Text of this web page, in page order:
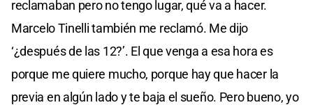
reclamaban pero no tengo lugar, qué va a hacer.
Marcelo Tinelli también me reclamó. Me dijo
‘¿después de las 12?’. El que venga a esa hora es
porque me quiere mucho, porque hay que hacer la
previa en algún lado y te baja el sueño. Pero bueno, yo